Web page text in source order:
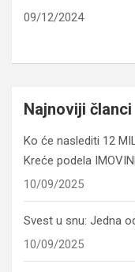
09/12/2024
Najnoviji članci
Ko će naslediti 12
Kreće podela
10/09/2025
Svest u snu: Jedna
10/09/2025